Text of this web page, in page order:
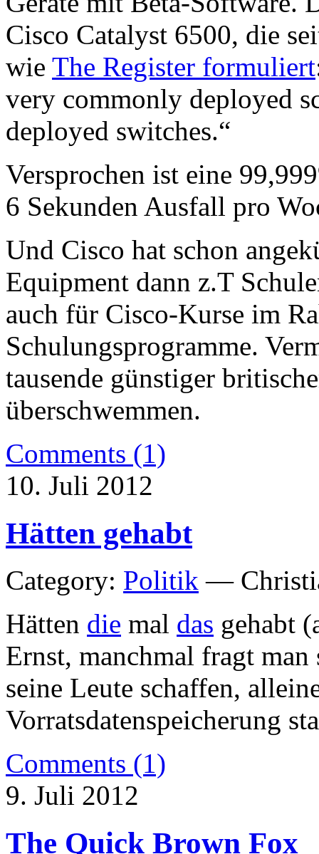
Cisco Catalyst 6500, die
wie The Register formuliert
very commonly deployed
deployed switches.“
Versprochen ist eine
6 Sekunden Ausfall pro
Und Cisco hat schon
Equipment dann z.T
auch für Cisco-Kurse im
Schulungsprogramme.
tausende günstiger
überschwemmen.
Comments (1)
10. Juli 2012
Hätten gehabt
Category: Politik —
Hätten die mal das gehabt
Ernst, manchmal fragt
seine Leute schaffen,
Vorratsdatenspeicherung
Comments (1)
9. Juli 2012
The Quick Brown Fox